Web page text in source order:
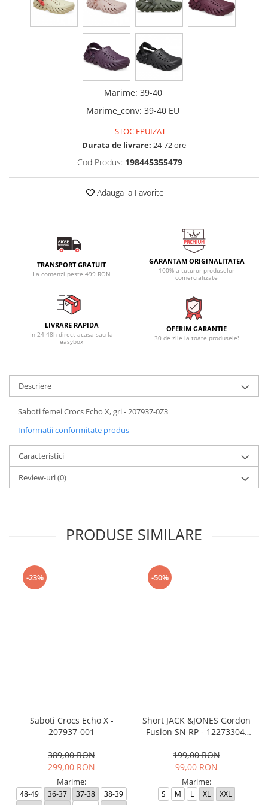
Marime: 39-40
Marime_conv: 39-40 EU
STOC EPUIZAT
Durata de livrare: 24-72 ore
Cod Produs: 198445355479
Adauga la Favorite
TRANSPORT GRATUIT
La comenzi peste 499 RON
GARANTAM ORIGINALITATEA
100% a tuturor produselor
comercializate
LIVRARE RAPIDA
In 24-48h direct acasa sau la
easybox
OFERIM GARANTIE
30 de zile la toate produsele!
Descriere
Saboti femei Crocs Echo X, gri - 207937-0Z3
Informatii conformitate produs
Caracteristici
Review-uri(0)
PRODUSE SIMILARE
-23%
Saboti Crocs Echo X -
207937-001
389,00 RON
299,00 RON
Marime:
48-49 36-37 37-38
38-39
-50%
Short JACK &JONES Gordon
Fusion SN RP - 12273304-
199,00 RON
99,00 RON
Marime:
S M L XL XXL